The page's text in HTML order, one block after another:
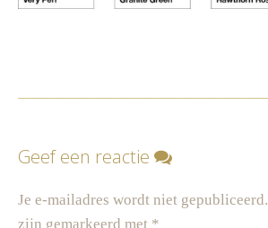
Geef een reactie
Je e-mailadres wordt niet gepubliceerd.
zijn gemarkeerd met *